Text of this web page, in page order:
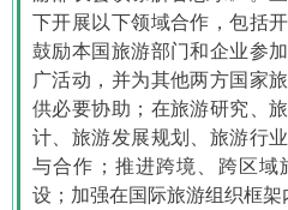
下开展以下领域合作，包括
鼓励本国旅游部门和企业参
广活动，并为其他两方国家
供必要协助；在旅游研究、
计、旅游发展规划、旅游行
与合作；推进跨境、跨区
设；加强在国际旅游组织框架